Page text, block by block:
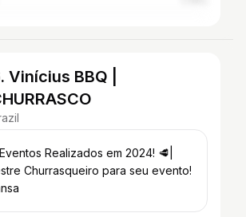
Vinícius BBQ |
Realizados em 2024! 🥩|
Churrasqueiro para seu evento!